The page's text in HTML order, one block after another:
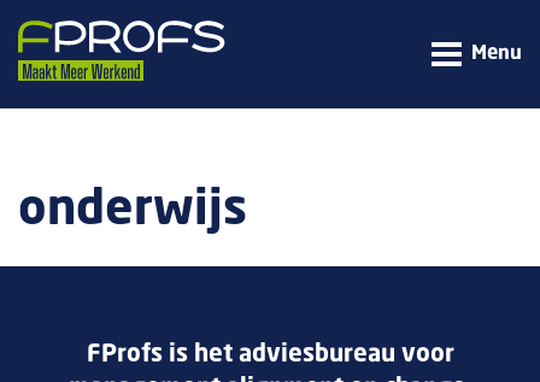
Menu
onderwijs
FProfs is het adviesbureau voor